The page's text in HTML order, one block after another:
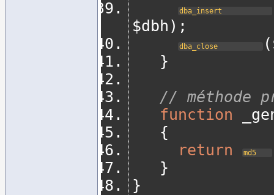
dba_insert
$dbh );
dba_close (
}
// méthode
function
{
return
md5
}
}